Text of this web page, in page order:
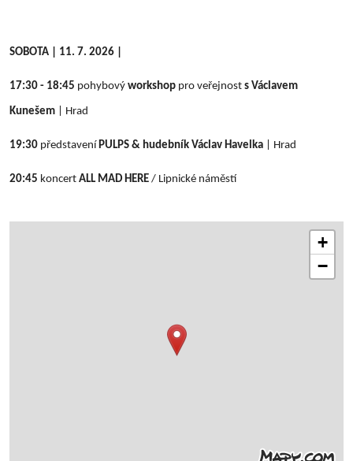
SOBOTA | 11. 7. 2026 |
17:30 - 18:45 pohybový workshop pro veřejnost s Václavem
Kunešem | Hrad
19:30 představení PULPS & hudebník Václav Havelka | Hrad
20:45 koncert ALL MAD HERE / Lipnické náměstí
+
−